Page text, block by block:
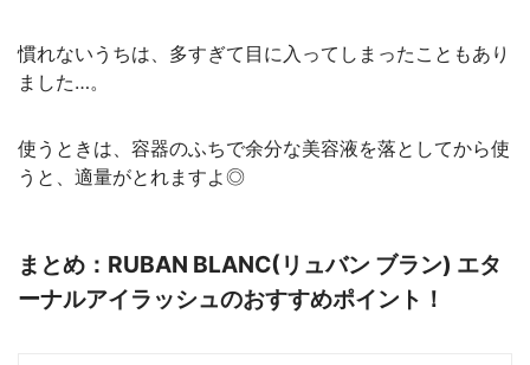
慣れないうちは、多すぎて目に入ってしまったこともあり
ました…。
使うときは、容器のふちで余分な美容液を落としてから使
うと、適量がとれますよ◎
まとめ：RUBAN BLANC(リュバン ブラン) エタ
ーナルアイラッシュのおすすめポイント！